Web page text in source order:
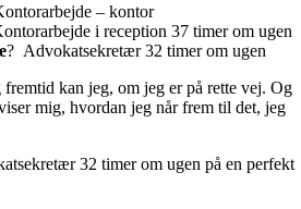
– kontor
i reception 37 timer om ugen
? Advokatsekretær 32 timer om ugen
kan jeg, om jeg er på rette vej. Og
mig, hvordan jeg når frem til det, jeg
32 timer om ugen på en perfekt